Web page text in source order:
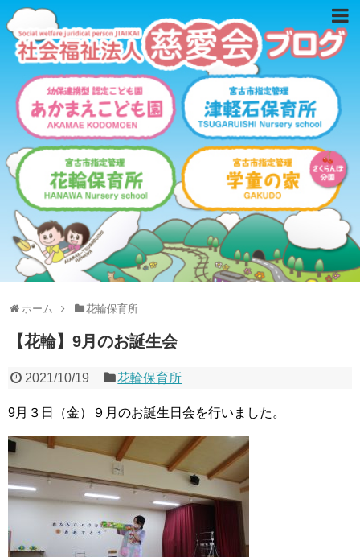
ホーム 花輪保育所
【花輪】9月のお誕生会
2021/10/19 花輪保育所
9月３日（金）９月のお誕生日会を行いました。